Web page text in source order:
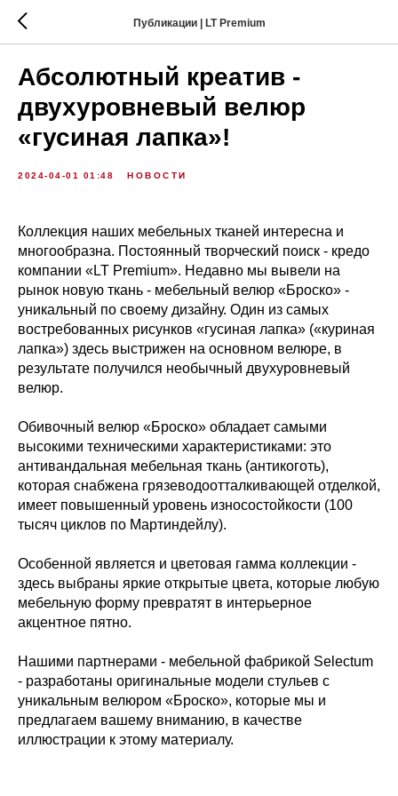
Публикации | LT Premium
Абсолютный креатив -
двухуровневый велюр
«гусиная лапка»!
2024-04-01 01:48 НОВОСТИ
Коллекция наших мебельных тканей интересна и
многообразна. Постоянный творческий поиск - кредо
компании «LT Premium». Недавно мы вывели на
рынок новую ткань - мебельный велюр «Броско» -
уникальный по своему дизайну. Один из самых
востребованных рисунков «гусиная лапка» («куриная
лапка») здесь выстрижен на основном велюре, в
результате получился необычный двухуровневый
велюр.
Обивочный велюр «Броско» обладает самыми
высокими техническими характеристиками: это
антивандальная мебельная ткань (антикоготь),
которая снабжена грязеводоотталкивающей отделкой,
имеет повышенный уровень износостойкости (100
тысяч циклов по Мартиндейлу).
Особенной является и цветовая гамма коллекции -
здесь выбраны яркие открытые цвета, которые любую
мебельную форму превратят в интерьерное
акцентное пятно.
Нашими партнерами - мебельной фабрикой Selectum
- разработаны оригинальные модели стульев с
уникальным велюром «Броско», которые мы и
предлагаем вашему вниманию, в качестве
иллюстрации к этому материалу.